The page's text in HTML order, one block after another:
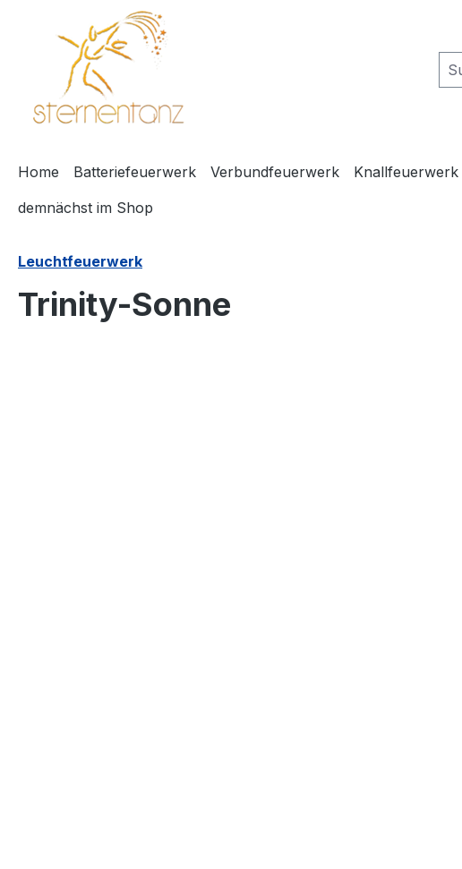
Zur Hauptnavigation springen
Home Batteriefeuerwerk Verbundfeuerwerk Knallfeuerwerk
demnächst im Shop
Leuchtfeuerwerk
Trinity-Sonne